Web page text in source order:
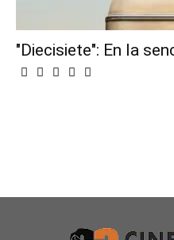
"Diecisiete": En la